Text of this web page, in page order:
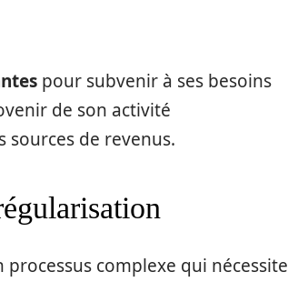
pour subvenir à ses besoins
de son activité
sources de revenus.
complexe qui nécessite